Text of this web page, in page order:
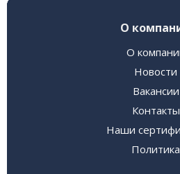
О
О
Новости
Вакансии
Контакты
Наши
Политика